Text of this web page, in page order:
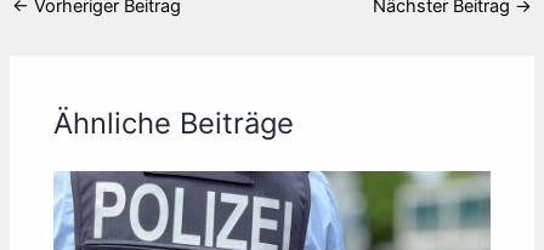
← Vorheriger Beitrag Nächster Beitrag →
Ähnliche Beiträge